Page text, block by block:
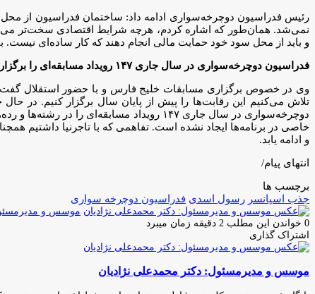
رئیس فدراسیون دوچرخه‌سواری ادامه داد: ساختمان فدراسیون از
نمی‌شد. همان‌طور که اشاره کردم، هرچه شرایط اقتصادی سخت‌تر
و باید از محل سود خود حمایت مالی انجام دهند که کار ساده‌ای
فدراسیون دوچرخه‌سواری در سال جاری ۱۴۷ رویداد مسابقه‌ای را برگزار کرده است
وی در خصوص برگزاری مسابقات خلیج فارس و با حضور استقلال گفت:
تلاش می‌کنیم این رقابت‌ها را پیش از پایان سال برگزار کنیم. در
دوچرخه‌سواری در سال جاری ۱۴۷ رویداد
خاصی در برنامه‌ها ایجاد نشده است. تفاهمی که با تاجرنیا داشتیم
و ادامه یابد.
انتهای پیام/
برچسب ها
جذب اسپانسر رسول اسدی فدراسیون دوچرخه سواری
موسس و
0 خواندن این مطلب 2 دقیقه زمان میبرد
اشتراک گذاری
فیس
توئیتر
لینکدین
واتس
تلگرام
اشتراک
از
چاپ
موسس و مدیرمسئول: دکتر محمدعلی نژادیان